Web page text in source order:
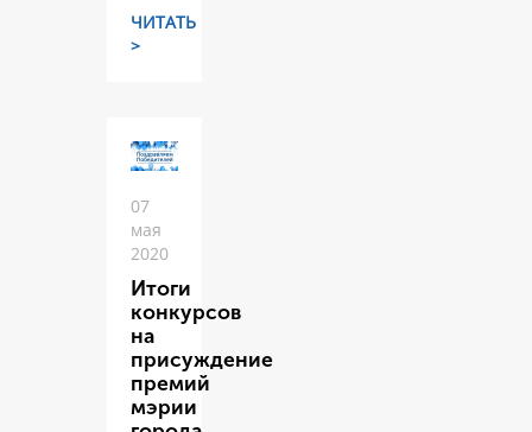
ЧИТАТЬ
>
07
мая
2020
Итоги
конкурсов
на
присуждение
премий
мэрии